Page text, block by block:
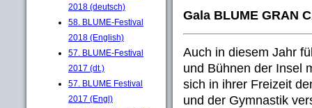
2018 (deutsch)
58. BLUME-Festival
2018 (English)
57. BLUME-Festival
2017 (dt.)
57. BLUME Festival
2017 (Engl)
Gala BLUME GRAN
Auch in diesem Jahr
und Bühnen der Insel
sich in ihrer Freizeit
und der Gymnastik